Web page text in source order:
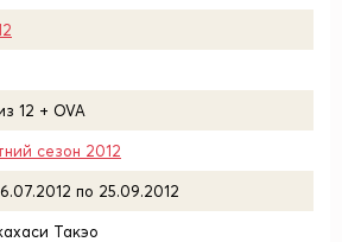
12 + OVA
сезон 2012
по 25.09.2012
Такэо